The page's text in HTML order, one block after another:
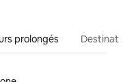
prolongés